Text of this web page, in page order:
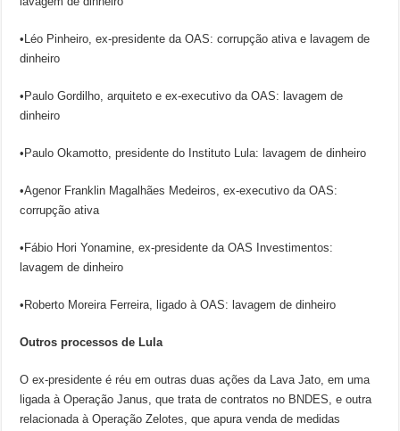
•Léo Pinheiro, ex-presidente da OAS: corrupção ativa e lavagem de
dinheiro
•Paulo Gordilho, arquiteto e ex-executivo da OAS: lavagem de
dinheiro
•Paulo Okamotto, presidente do Instituto Lula: lavagem de dinheiro
•Agenor Franklin Magalhães Medeiros, ex-executivo da OAS:
corrupção ativa
•Fábio Hori Yonamine, ex-presidente da OAS Investimentos:
lavagem de dinheiro
•Roberto Moreira Ferreira, ligado à OAS: lavagem de dinheiro
Outros processos de Lula
O ex-presidente é réu em outras duas ações da Lava Jato, em uma
ligada à Operação Janus, que trata de contratos no BNDES, e outra
relacionada à Operação Zelotes, que apura venda de medidas